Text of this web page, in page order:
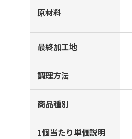
原材料
最終加工地
調理方法
商品種別
1個当たり単価説明